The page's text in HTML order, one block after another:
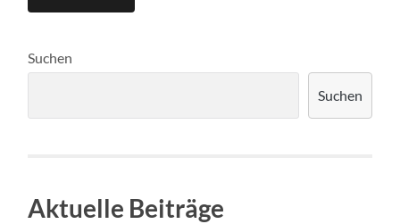
Suchen
Suchen
Aktuelle Beiträge